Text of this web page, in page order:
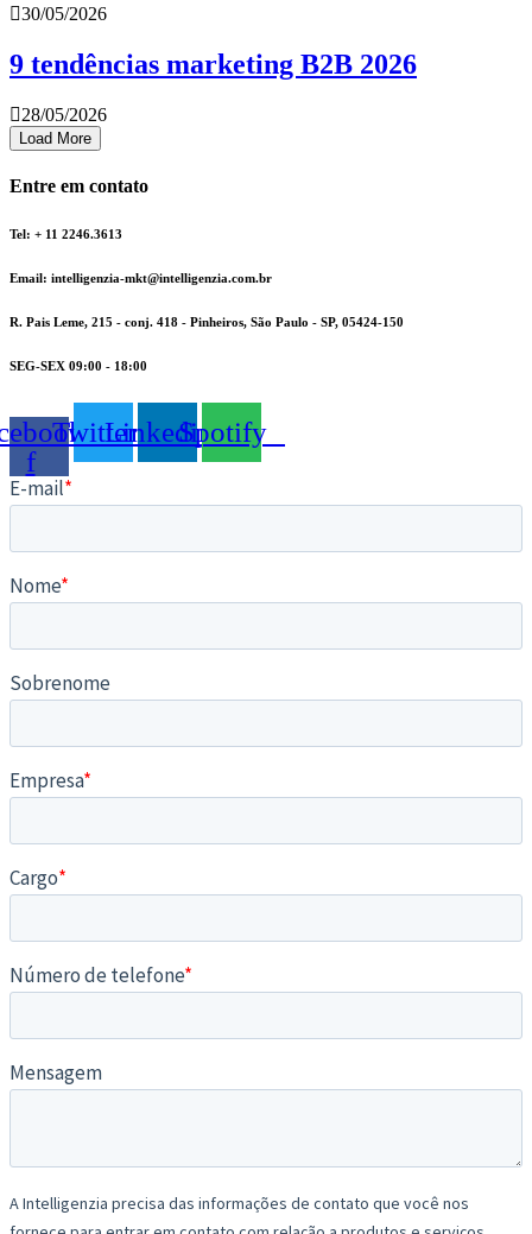
30/05/2026
9 tendências marketing B2B 2026
28/05/2026
Load More
Entre em contato
Tel: + 11 2246.3613
Email: intelligenzia-mkt@intelligenzia.com.br
R. Pais Leme, 215 - conj. 418 - Pinheiros, São Paulo - SP, 05424-150
SEG-SEX 09:00 - 18:00
f
TwitterLinkedinSpotify